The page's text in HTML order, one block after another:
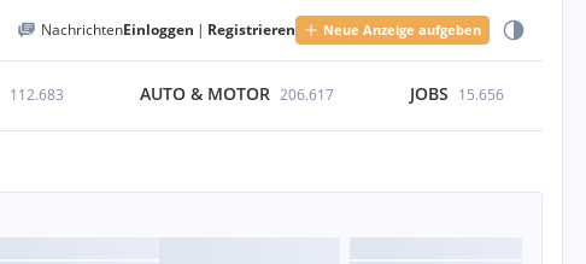
NachrichtenEinloggen | Registrieren Neue Anzeige aufgeben
112.683 AUTO & MOTOR 206.617 JOBS 15.656